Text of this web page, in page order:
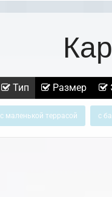
Тип Размер
с маленькой террасой с